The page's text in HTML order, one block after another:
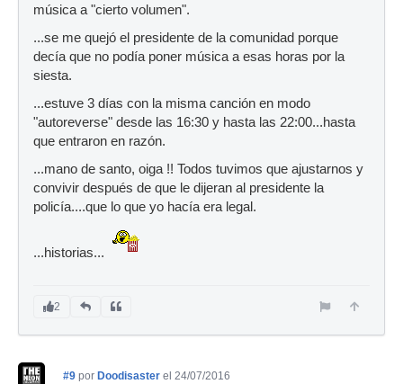
música a "cierto volumen".
...se me quejó el presidente de la comunidad porque
decía que no podía poner música a esas horas por la
siesta.
...estuve 3 días con la misma canción en modo
"autoreverse" desde las 16:30 y hasta las 22:00...hasta
que entraron en razón.
...mano de santo, oiga !! Todos tuvimos que ajustarnos y
convivir después de que le dijeran al presidente la
policía....que lo que yo hacía era legal.
...historias...
2
#9 por Doodisaster el 24/07/2016